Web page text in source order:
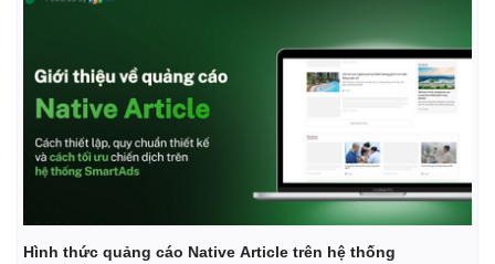
Hình thức quảng cáo Native Article trên hệ thống